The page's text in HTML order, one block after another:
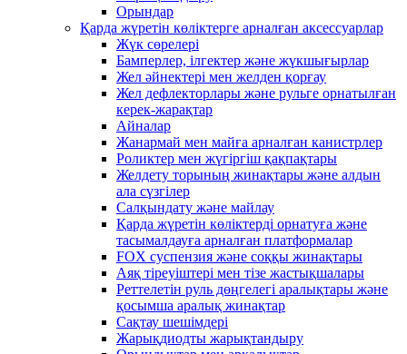
Орындар
Қарда жүретін көліктерге арналған аксессуарлар
Жүк сөрелері
Бамперлер, ілгектер және жүкшығырлар
Жел әйнектері мен желден қорғау
Жел дефлекторлары және рульге орнатылған
керек-жарақтар
Айналар
Жанармай мен майға арналған канистрлер
Роликтер мен жүгіргіш қақпақтары
Желдету торының жинақтары және алдын
ала сүзгілер
Салқындату және майлау
Қарда жүретін көліктерді орнатуға және
тасымалдауға арналған платформалар
FOX суспензия және соққы жинақтары
Аяқ тіреуіштері мен тізе жастықшалары
Реттелетін руль дөңгелегі аралықтары және
қосымша аралық жинақтар
Сақтау шешімдері
Жарықдиодты жарықтандыру